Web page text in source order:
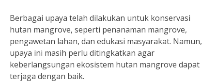
Berbagai upaya telah dilakukan untuk konservasi
hutan mangrove, seperti penanaman mangrove,
pengawetan lahan, dan edukasi masyarakat. Namun,
upaya ini masih perlu ditingkatkan agar
keberlangsungan ekosistem hutan mangrove dapat
terjaga dengan baik.